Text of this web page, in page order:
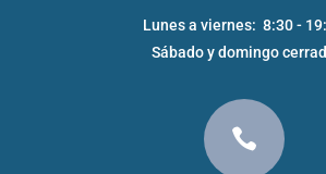
Lunes a viernes: 8:30 -
Sábado y domingo
